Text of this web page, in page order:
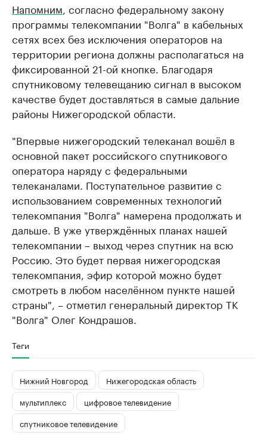
Напомним , согласно федеральному закону
программы телекомпании "Волга" в кабельных
сетях всех без исключения операторов на
территории региона должны располагаться на
фиксированной 21-ой кнопке. Благодаря
спутниковому телевещанию сигнал в высоком
качестве будет доставляться в самые дальние
районы Нижегородской области.
"Впервые нижегородский телеканал вошёл в
основной пакет российского спутникового
оператора наряду с федеральными
телеканалами. Поступательное развитие с
использованием современных технологий
телекомпания "Волга" намерена продолжать и
дальше. В уже утверждённых планах нашей
телекомпании – выход через спутник на всю
Россию. Это будет первая нижегородская
телекомпания, эфир которой можно будет
смотреть в любом населённом пункте нашей
страны", – отметил генеральный директор ТК
"Волга" Олег Кондрашов.
Теги
Нижний Новгород
Нижегородская область
мультиплекс
цифровое телевидение
спутниковое телевидение